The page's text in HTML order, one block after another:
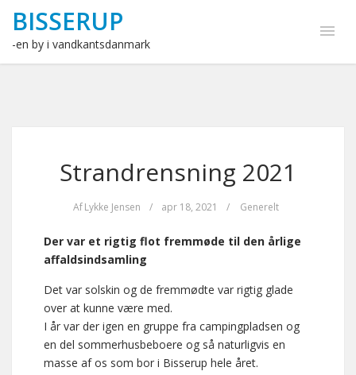
BISSERUP
-en by i vandkantsdanmark
Strandrensning 2021
AfLykke Jensen / apr 18, 2021 / Generelt
Der var et rigtig flot fremmøde til den årlige
affaldsindsamling
Det var solskin og de fremmødte var rigtig glade
over at kunne være med.
I år var der igen en gruppe fra campingpladsen og
en del sommerhusbeboere og så naturligvis en
masse af os som bor i Bisserup hele året.